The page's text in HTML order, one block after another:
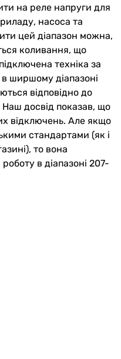
на реле напруги для
насоса та
цей діапазон можна,
коливання, що
техніка за
ширшому діапазоні
відповідно до
досвід показав, що
відключень. Але якщо
стандартами (як і
то вона
в діапазоні 207-